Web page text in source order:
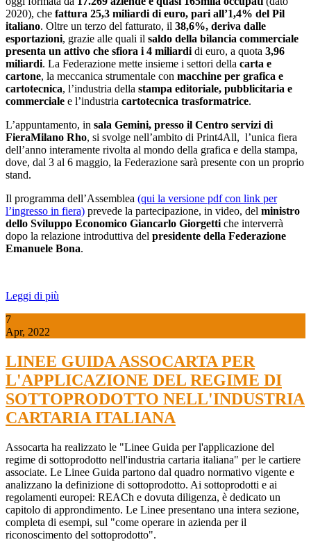
2020), che fattura 25,3 miliardi di euro, pari all’1,4% del Pil
italiano. Oltre un terzo del fatturato, il 38,6%, deriva dalle
esportazioni, grazie alle quali il saldo della bilancia commerciale
presenta un attivo che sfiora i 4 miliardidi euro, a quota 3,96
miliardi. La Federazione mette insieme i settori della carta e
cartone, la meccanica strumentale con macchine per grafica e
cartotecnica, l’industria della stampa editoriale, pubblicitaria e
commerciale e l’industria cartotecnica trasformatrice.
L’appuntamento, in sala Gemini, presso il Centro servizi di
FieraMilano Rho, si svolge nell’ambito di Print4All, l’unica fiera
dell’anno interamente rivolta al mondo della grafica e della stampa,
dove, dal 3 al 6 maggio, la Federazione sarà presente con un proprio
stand.
Il programma dell’Assemblea (qui la versione pdf con link per
l’ingresso in fiera) prevede la partecipazione, in video, del ministro
dello Sviluppo Economico Giancarlo Giorgettiche interverrà
dopo la relazione introduttiva del presidente della Federazione
Emanuele Bona.
Leggi di più
7
Apr, 2022
LINEE GUIDA ASSOCARTA PER
L'APPLICAZIONE DEL REGIME DI
SOTTOPRODOTTO NELL'INDUSTRIA
CARTARIA ITALIANA
Assocarta ha realizzato le "Linee Guida per l'applicazione del
regime di sottoprodotto nell'industria cartaria italiana" per le cartiere
associate. Le Linee Guida partono dal quadro normativo vigente e
analizzano la definizione di sottoprodotto. Ai sottoprodotti e ai
regolamenti europei: REACh e dovuta diligenza, è dedicato un
capitolo di approndimento. Le Linee presentano una intera sezione,
completa di esempi, sul "come operare in azienda per il
riconoscimento del sottoprodotto".